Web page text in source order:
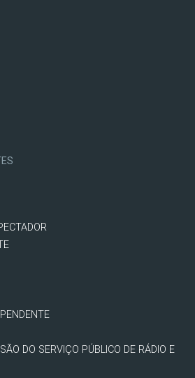
DO SERVIÇO PÚBLICO DE RÁDIO E